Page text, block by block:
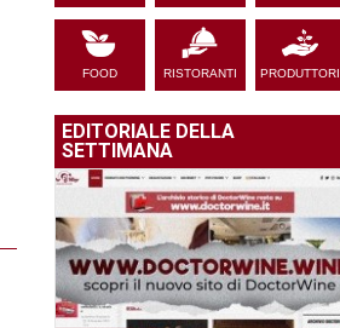
FOOD RISTORANTI PRODUTTORI
EDITORIALE DELLA
SETTIMANA